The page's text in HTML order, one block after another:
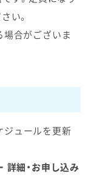
い。
合がございま
ジュールを更新
細・お申し込み